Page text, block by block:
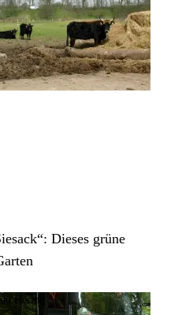
Dieses grüne
Hering